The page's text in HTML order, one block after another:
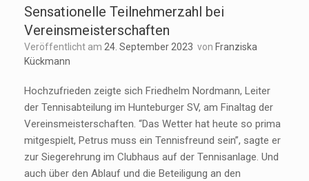
Sensationelle Teilnehmerzahl bei
Vereinsmeisterschaften
Veröffentlicht am 24. September 2023 von Franziska
Kückmann
Hochzufrieden zeigte sich Friedhelm Nordmann, Leiter
der Tennisabteilung im Hunteburger SV, am Finaltag der
Vereinsmeisterschaften. “Das Wetter hat heute so prima
mitgespielt, Petrus muss ein Tennisfreund sein”, sagte er
zur Siegerehrung im Clubhaus auf der Tennisanlage. Und
auch über den Ablauf und die Beteiligung an den